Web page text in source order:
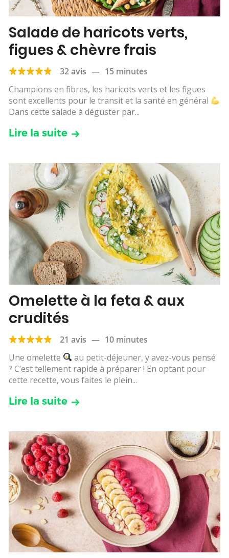
Salade de haricots verts,
figues & chèvre frais
32 avis — 15 minutes
Champions en fibres, les haricots verts et les figues
sont excellents pour le transit et la santé en général
Dans cette salade à déguster par...
Lire la suite
Omelette à la feta & aux
crudités
21 avis — 10 minutes
Une omelette
au petit-déjeuner, y avez-vous pensé
? C’est tellement rapide à préparer ! En optant pour
cette recette, vous faites le plein...
Lire la suite